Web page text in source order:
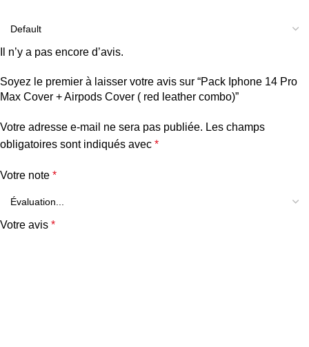
Il n’y a pas encore d’avis.
Soyez le premier à laisser votre avis sur “Pack Iphone 14 Pro
Max Cover + Airpods Cover ( red leather combo)”
Votre adresse e-mail ne sera pas publiée. Les champs
obligatoires sont indiqués avec *
Votre note *
Votre avis *